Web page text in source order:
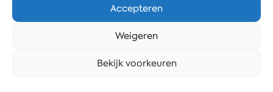
Accepteren
Weigeren
Bekijk voorkeuren
Domotica
Stuur ons een bericht